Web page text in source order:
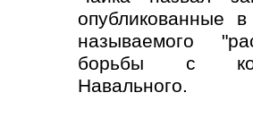
опубликованные
называемого
борьбы с
Навального.